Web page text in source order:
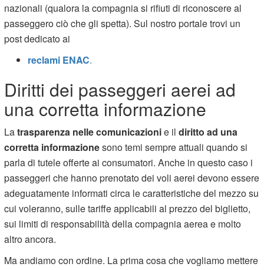
nazionali (qualora la compagnia si rifiuti di riconoscere al
passeggero ciò che gli spetta). Sul nostro portale trovi un
post dedicato ai
reclami ENAC.
Diritti dei passeggeri aerei ad
una corretta informazione
Latrasparenza nelle comunicazionie ildiritto ad una
corretta informazionesono temi sempre attuali quando si
parla di tutele offerte ai consumatori. Anche in questo caso i
passeggeri che hanno prenotato dei voli aerei devono essere
adeguatamente informati circa le caratteristiche del mezzo su
cui voleranno, sulle tariffe applicabili al prezzo del biglietto,
sui limiti di responsabilità della compagnia aerea e molto
altro ancora.
Ma andiamo con ordine. La prima cosa che vogliamo mettere